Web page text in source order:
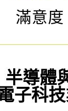
滿意度
半導體
子科